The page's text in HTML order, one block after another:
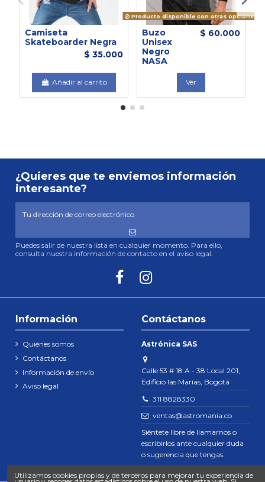
Camiseta
Skateboarder Negra
$ 35.000
Añadir al carrito
Producto disponible con otras opciones
Buzo
Unisex
Negro
NASA
$ 60.000
Ver
¿Quieres que te enviemos información
interesante?
Puedes salir de nuestra lista en cualquier momento. Para ello,
consulta nuestra información de contacto en el aviso legal.
Información
Quiénes somos
Contáctanos
Información de envío
Aviso legal
Contáctanos
Astrónica SAS
Calle 53 # 18 A - 38 Local 201,
Edificio las Marías, Bogotá
311 8828330
ventas@astromania.co
Siéntete libre de llamarnos o
escribirlos ante cualquier duda
o sugerencia que tengas.
Utilizamos cookies propias y de terceros para mejorar tu experiencia de